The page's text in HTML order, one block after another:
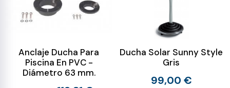
Anclaje Ducha Para
Piscina En PVC -
Diámetro 63 mm.
Ducha Solar Sunny Style
Gris
99,00 €